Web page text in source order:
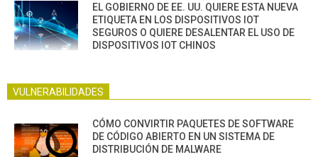
EL GOBIERNO DE EE. UU. QUIERE ESTA NUEVA
ETIQUETA EN LOS DISPOSITIVOS IOT
SEGUROS O QUIERE DESALENTAR EL USO DE
DISPOSITIVOS IOT CHINOS
VULNERABILIDADES
CÓMO CONVIRTIR PAQUETES DE SOFTWARE
DE CÓDIGO ABIERTO EN UN SISTEMA DE
DISTRIBUCIÓN DE MALWARE